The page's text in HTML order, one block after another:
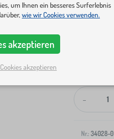
Versand
-
Nr.: 34028-0
um Ihnen ein besseres Surferlebnis
wie wir Cookies verwenden.
akzeptieren
akzeptieren